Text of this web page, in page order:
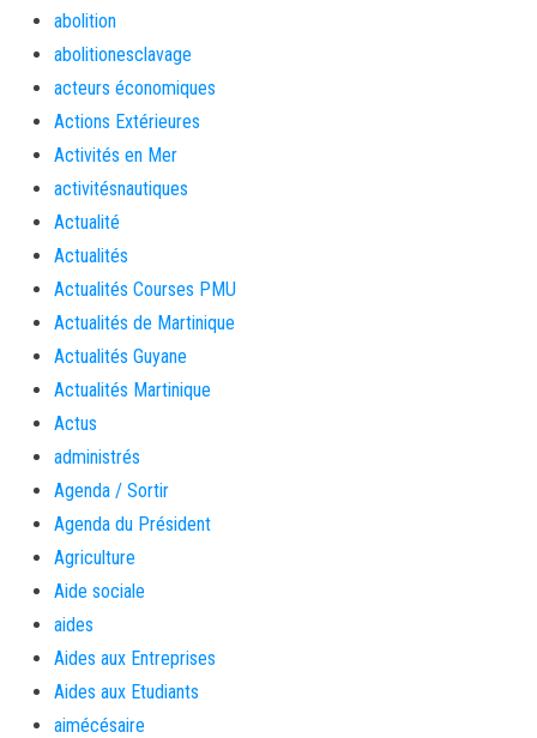
abolition
abolitionesclavage
acteurs économiques
Actions Extérieures
Activités en Mer
activitésnautiques
Actualité
Actualités
Actualités Courses PMU
Actualités de Martinique
Actualités Guyane
Actualités Martinique
Actus
administrés
Agenda / Sortir
Agenda du Président
Agriculture
Aide sociale
aides
Aides aux Entreprises
Aides aux Etudiants
aimécésaire